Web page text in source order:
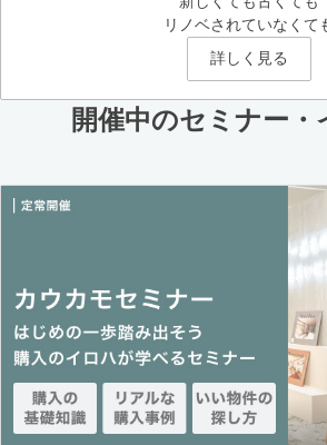
リノベされていなくて
詳しく見る
開催中のセミナー・